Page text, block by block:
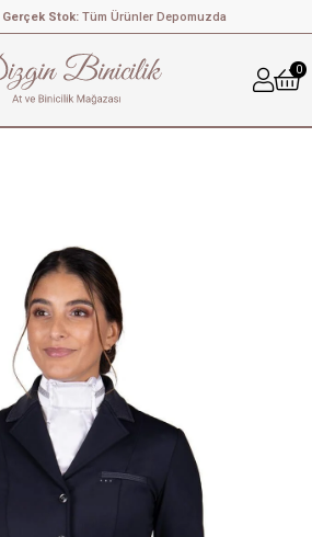
Gerçek Stok: Tüm Ürünler Depomuzda
0